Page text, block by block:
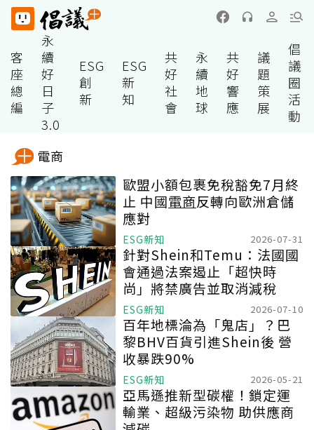
客
座
總
編
永
續
好
日
子
3.0
ESG
創
新
ESG
新
知
共
好
社
會
永
續
地
球
共
好
響
應
議
題
策
展
倡
議
圈
活
動
電商
歐盟小額包裹免稅豁免7月終
止 中國電商反轉向歐洲倉儲
應對
ESG新知 2026-07-31
針對Shein和Temu：法國國
會通過法案遏止「超快時
尚」將禁廣告並取消減稅
ESG新知 2026-07-10
百年地標淪為「鬼店」？巴
黎BHV百貨引進Shein後 營
收暴跌90%
ESG新知 2026-05-21
亞馬遜推新型碳權！鎖定運
輸業、超級污染物 助供應商